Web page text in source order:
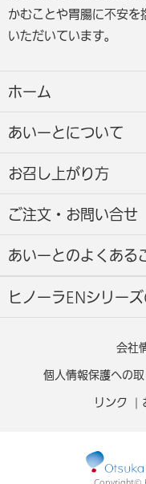
かむことや胃腸に不安を
いただいています。
ホーム
あいーとについて
お召し上がり方
ご注文・お問い合せ
あいーとのよくある
ヒノーラENシリー
会社
個人情報保護への
リンク